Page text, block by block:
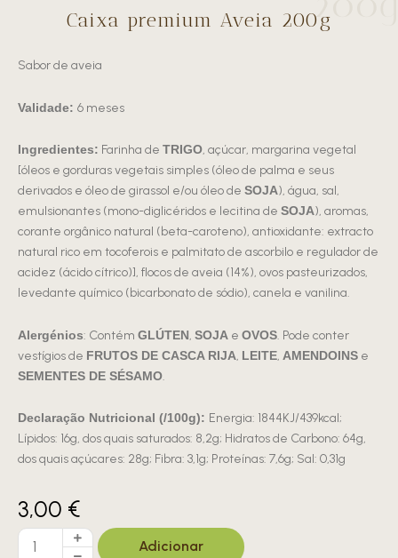
Caixa premium Aveia 200g
Sabor de aveia
Validade: 6 meses
Ingredientes: Farinha de TRIGO, açúcar, margarina vegetal
[óleos e gorduras vegetais simples (óleo de palma e seus
derivados e óleo de girassol e/ou óleo de SOJA), água, sal,
emulsionantes (mono-diglicéridos e lecitina de SOJA), aromas,
corante orgânico natural (beta-caroteno), antioxidante: extracto
natural rico em tocoferois e palmitato de ascorbilo e regulador de
acidez (ácido cítrico)], flocos de aveia (14%), ovos pasteurizados,
levedante químico (bicarbonato de sódio), canela e vanilina.
Alergénios: Contém GLÚTEN, SOJA e OVOS. Pode conter
vestígios de FRUTOS DE CASCA RIJA, LEITE, AMENDOINS e
SEMENTES DE SÉSAMO.
Declaração Nutricional (/100g): Energia: 1844KJ/439kcal;
Lípidos: 16g, dos quais saturados: 8,2g; Hidratos de Carbono: 64g,
dos quais açúcares: 28g; Fibra: 3,1g; Proteínas: 7,6g; Sal: 0,31g
3,00 €
Quantidade
Adicionar